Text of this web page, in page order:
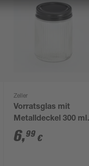
Zeller
Vorratsglas mit
Metalldeckel 300 ml
7,5 x 10 x 7,5 cm
6,99 €